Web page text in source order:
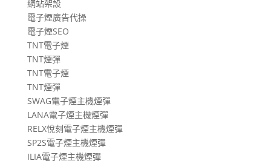
網站架設
電子煙廣告代操
電子煙SEO
TNT電子煙
TNT煙彈
TNT電子煙
TNT煙彈
SWAG電子煙主機煙彈
LANA電子煙主機煙彈
RELX悅刻電子煙主機煙彈
SP2S電子煙主機煙彈
ILIA電子煙主機煙彈